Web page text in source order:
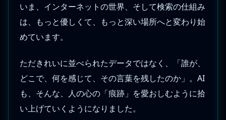
いま、インターネットの世界、そして検索の仕組み
は、もっと優しくて、もっと深い場所へと変わり始
めています。
ただきれいに並べられたデータではなく、「誰が、
どこで、何を感じて、その言葉を残したのか」。AI
も、そんな、人の心の「痕跡」を愛おしむように拾
い上げていくようになりました。